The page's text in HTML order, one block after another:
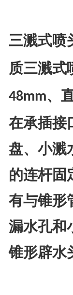
三溅式喷
质三溅式
48mm、
在承插接
盘、小溅
的连杆固
有与锥形
漏水孔和
锥形辟水